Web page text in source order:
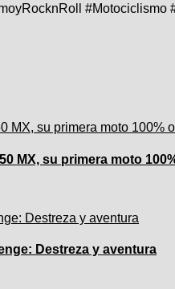
MX, su primera moto
Destreza y aventura